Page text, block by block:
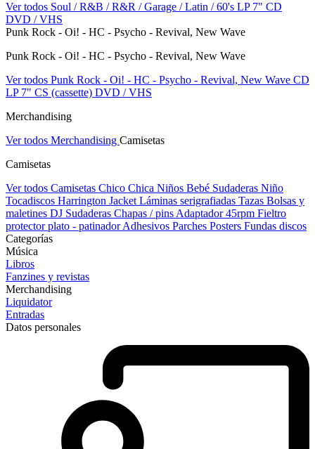
Ver todos Soul / R&B / R&R / Garage / Latin / 60's LP 7" CD
DVD / VHS
Punk Rock - Oi! - HC - Psycho - Revival, New Wave
Punk Rock - Oi! - HC - Psycho - Revival, New Wave
Ver todos Punk Rock - Oi! - HC - Psycho - Revival, New Wave CD
LP 7" CS (cassette) DVD / VHS
Merchandising
Ver todos Merchandising Camisetas
Camisetas
Ver todos Camisetas Chico Chica Niños Bebé Sudaderas Niño
Tocadiscos Harrington Jacket Láminas serigrafiadas Tazas Bolsas y
maletines DJ Sudaderas Chapas / pins Adaptador 45rpm Fieltro
protector plato - patinadorAdhesivos Parches Posters Fundas discos
Categorías
Música
Libros
Fanzines y revistas
Merchandising
Liquidator
Entradas
Datos personales